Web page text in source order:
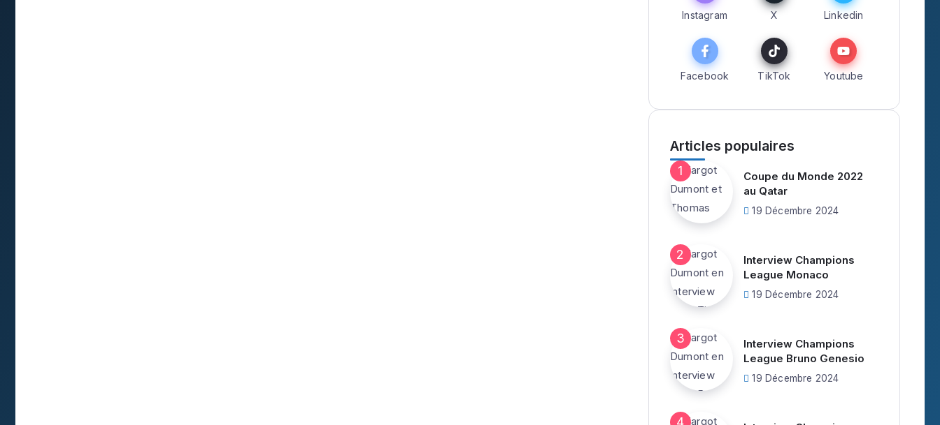
Instagram X Linkedin
Facebook TikTok Youtube
Articles populaires
Coupe du Monde 2022
au Qatar
19 Décembre 2024
Interview Champions
League Monaco
19 Décembre 2024
Interview Champions
League Bruno Genesio
19 Décembre 2024